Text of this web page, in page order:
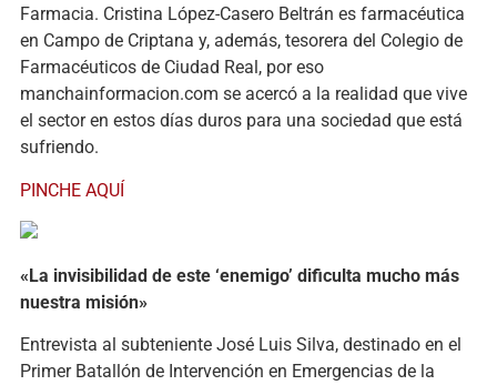
Farmacia. Cristina López-Casero Beltrán es farmacéutica
en Campo de Criptana y, además, tesorera del Colegio de
Farmacéuticos de Ciudad Real, por eso
manchainformacion.com se acercó a la realidad que vive
el sector en estos días duros para una sociedad que está
sufriendo.
PINCHE AQUÍ
«La invisibilidad de este ‘enemigo’ dificulta mucho más
nuestra misión»
Entrevista al subteniente José Luis Silva, destinado en el
Primer Batallón de Intervención en Emergencias de la